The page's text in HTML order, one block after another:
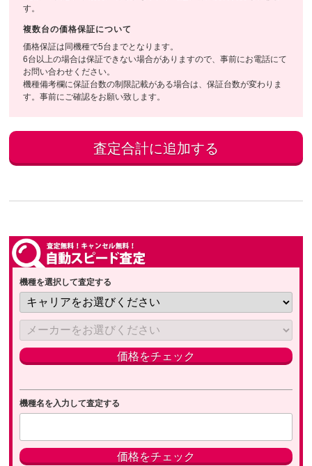
す。
複数台の価格保証について
価格保証は同機種で5台までとなります。
6台以上の場合は保証できない場合がありますので、事前にお電話にて
お問い合わせください。
機種備考欄に保証台数の制限記載がある場合は、保証台数が変わりま
す。事前にご確認をお願い致します。
機種を選択して査定する
機種名を入力して査定する